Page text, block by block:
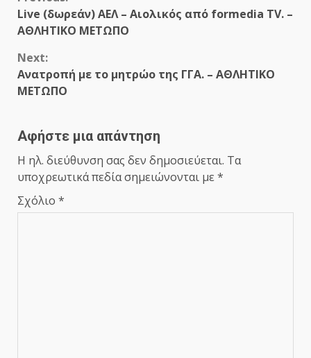
Reading
Live (δωρεάν) ΑΕΛ – Αιολικός από formedia TV. –
ΑΘΛΗΤΙΚΟ ΜΕΤΩΠΟ
Next:
Ανατροπή με το μητρώο της ΓΓΑ. – ΑΘΛΗΤΙΚΟ
ΜΕΤΩΠΟ
Αφήστε μια απάντηση
Η ηλ. διεύθυνση σας δεν δημοσιεύεται. Τα
υποχρεωτικά πεδία σημειώνονται με *
Σχόλιο *